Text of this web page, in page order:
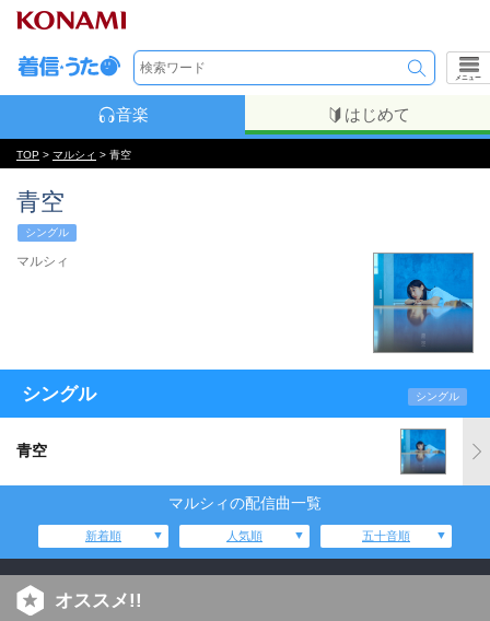
メニュー
音楽 はじめて
TOP > マルシィ > 青空
青空
シングル
マルシィ
シングル シングル
青空
マルシィの配信曲一覧
新着順 人気順 五十音順
オススメ!!